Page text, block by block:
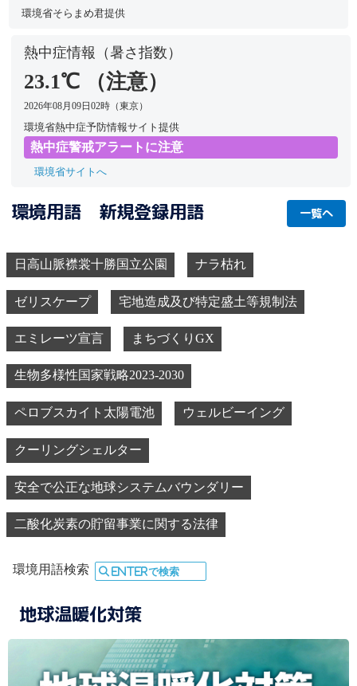
環境基準値 0.06ppm以下
環境省そらまめ君提供
熱中症情報（暑さ指数）
23.1℃ （注意）
2026年08月09日02時（東京）
環境省熱中症予防情報サイト提供
環境省サイトへ
環境用語 新規登録用語
日高山脈襟裳十勝国立公園 ナラ枯れ
ゼリスケープ 宅地造成及び特定盛土等規制法
エミレーツ宣言 まちづくりGX
生物多様性国家戦略2023-2030
ペロブスカイト太陽電池
クーリングシェルター
安全で公正な地球システムバウンダリー
二酸化炭素の貯留事業に関する法律
環境用語検索
地球温暖化対策